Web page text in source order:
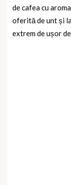
de cafea cu
oferită de unt și
extrem de ușor